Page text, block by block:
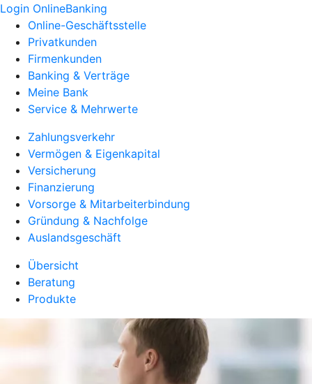
Login OnlineBanking
Online-Geschäftsstelle
Privatkunden
Firmenkunden
Banking & Verträge
Meine Bank
Service & Mehrwerte
Zahlungsverkehr
Vermögen & Eigenkapital
Versicherung
Finanzierung
Vorsorge & Mitarbeiterbindung
Gründung & Nachfolge
Auslandsgeschäft
Übersicht
Beratung
Produkte